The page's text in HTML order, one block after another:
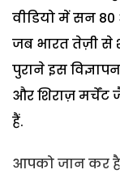
वीडियो में सन
जब भारत तेज़ी से
पुराने इस
और शिराज़
हैं.
आपको जान कर